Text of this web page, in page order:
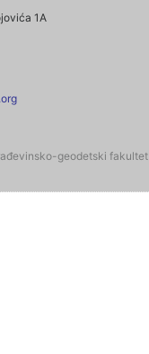
1A
geodetski fakultet